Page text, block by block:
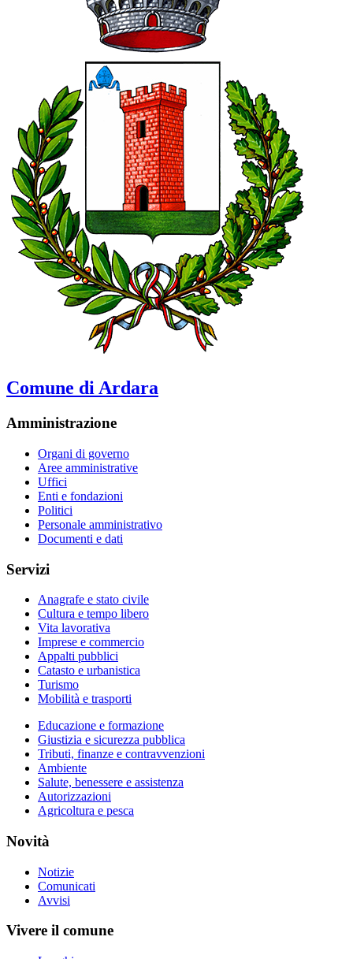
Comune di Ardara
Amministrazione
Organi di governo
Aree amministrative
Uffici
Enti e fondazioni
Politici
Personale amministrativo
Documenti e dati
Servizi
Anagrafe e stato civile
Cultura e tempo libero
Vita lavorativa
Imprese e commercio
Appalti pubblici
Catasto e urbanistica
Turismo
Mobilità e trasporti
Educazione e formazione
Giustizia e sicurezza pubblica
Tributi, finanze e contravvenzioni
Ambiente
Salute, benessere e assistenza
Autorizzazioni
Agricoltura e pesca
Novità
Notizie
Comunicati
Avvisi
Vivere il comune